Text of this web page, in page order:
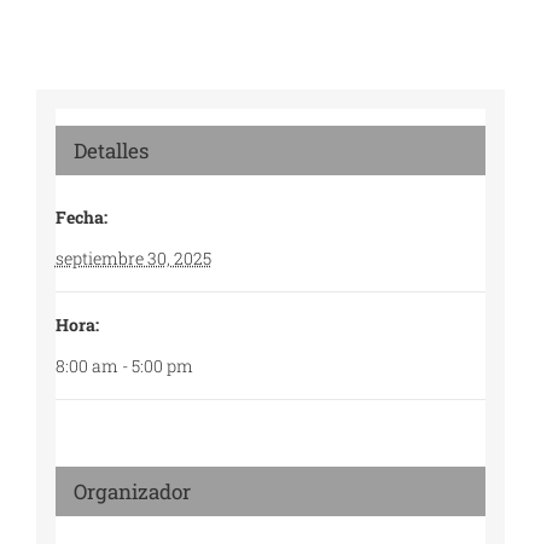
Detalles
Fecha:
septiembre 30, 2025
Hora:
8:00 am - 5:00 pm
Organizador